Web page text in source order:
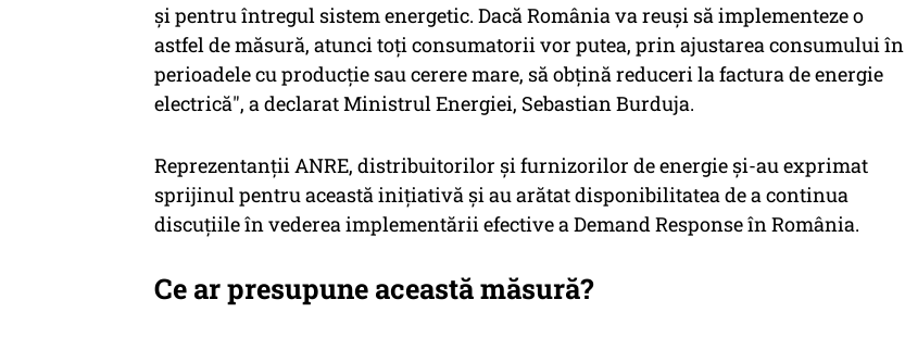
și pentru întregul sistem energetic. Dacă România va reuși să implementeze o
astfel de măsură, atunci toți consumatorii vor putea, prin ajustarea consumului în
perioadele cu producție sau cerere mare, să obțină reduceri la factura de energie
electrică", a declarat Ministrul Energiei, Sebastian Burduja.
Reprezentanții ANRE, distribuitorilor și furnizorilor de energie și-au exprimat
sprijinul pentru această inițiativă și au arătat disponibilitatea de a continua
discuțiile în vederea implementării efective a Demand Response în România.
Ce ar presupune această măsură?